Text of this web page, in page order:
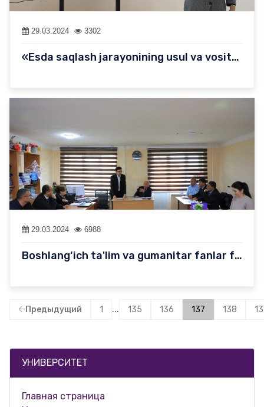
29.03.2024 3302
«Esda saqlash jarayonining usul va vositalari» mavzusida psixolo…
29.03.2024 6988
Boshlang‘ich ta'lim va gumanitar fanlar fakultetida fanlardan mu…
Предыдущий 1 ... 135 136 137 138
УНИВЕРСИТЕТ
Главная страница